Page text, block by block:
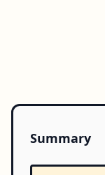
Summary